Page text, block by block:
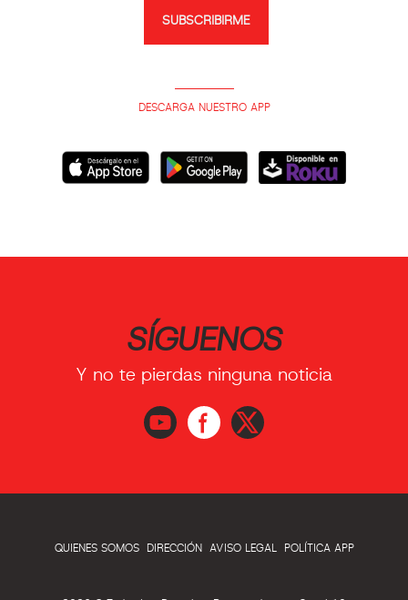
SUBSCRIBIRME
DESCARGA NUESTRO APP
SÍGUENOS
Y no te pierdas ninguna noticia
QUIENES SOMOS DIRECCIÓN AVISO LEGAL POLÍTICA APP